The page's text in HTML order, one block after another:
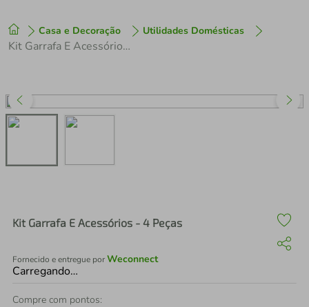
Casa e Decoração Utilidades Domésticas
Kit Garrafa E Acessórios - 4 Peças
Kit Garrafa E Acessórios - 4 Peças
Fornecido e entregue porWeconnect
Carregando…
Compre com pontos:
1º tenis
perfume